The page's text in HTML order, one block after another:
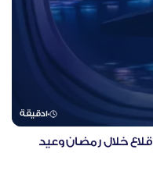
10دقيقة
خلال رمضان وعيد